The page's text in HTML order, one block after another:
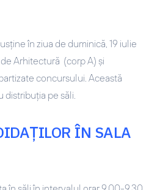
în ziua de duminică, 19 iulie
Arhitectură (corp A) și
concursului. Această
distribuția pe săli.
ÎN SALA